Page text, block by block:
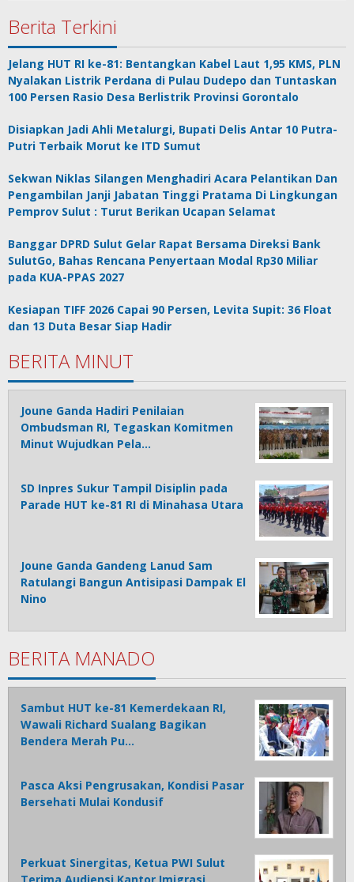
Berita Terkini
Jelang HUT RI ke-81: Bentangkan Kabel Laut 1,95 KMS, PLN
Nyalakan Listrik Perdana di Pulau Dudepo dan Tuntaskan
100 Persen Rasio Desa Berlistrik Provinsi Gorontalo
Disiapkan Jadi Ahli Metalurgi, Bupati Delis Antar 10 Putra-
Putri Terbaik Morut ke ITD Sumut
Sekwan Niklas Silangen Menghadiri Acara Pelantikan Dan
Pengambilan Janji Jabatan Tinggi Pratama Di Lingkungan
Pemprov Sulut : Turut Berikan Ucapan Selamat
Banggar DPRD Sulut Gelar Rapat Bersama Direksi Bank
SulutGo, Bahas Rencana Penyertaan Modal Rp30 Miliar
pada KUA-PPAS 2027
Kesiapan TIFF 2026 Capai 90 Persen, Levita Supit: 36 Float
dan 13 Duta Besar Siap Hadir
BERITA MINUT
Joune Ganda Hadiri Penilaian
Ombudsman RI, Tegaskan Komitmen
Minut Wujudkan Pela…
SD Inpres Sukur Tampil Disiplin pada
Parade HUT ke-81 RI di Minahasa Utara
Joune Ganda Gandeng Lanud Sam
Ratulangi Bangun Antisipasi Dampak El
Nino
BERITA MANADO
Sambut HUT ke-81 Kemerdekaan RI,
Wawali Richard Sualang Bagikan
Bendera Merah Pu…
Pasca Aksi Pengrusakan, Kondisi Pasar
Bersehati Mulai Kondusif
Perkuat Sinergitas, Ketua PWI Sulut